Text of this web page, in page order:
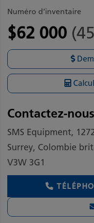
Numéro d’inventaire
$62 000
Contactez-nous
SMS Equipment,
Surrey, Colombie
V3W 3G1